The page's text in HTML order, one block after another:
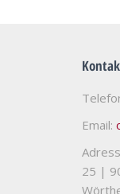
Email:
25 |